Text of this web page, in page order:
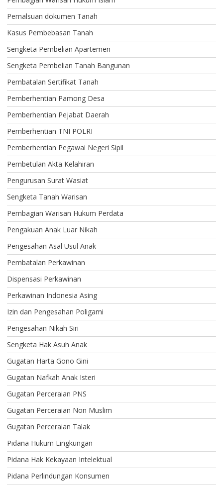
Pemalsuan dokumen Tanah
Kasus Pembebasan Tanah
Sengketa Pembelian Apartemen
Sengketa Pembelian Tanah Bangunan
Pembatalan Sertifikat Tanah
Pemberhentian Pamong Desa
Pemberhentian Pejabat Daerah
Pemberhentian TNI POLRI
Pemberhentian Pegawai Negeri Sipil
Pembetulan Akta Kelahiran
Pengurusan Surat Wasiat
Sengketa Tanah Warisan
Pembagian Warisan Hukum Perdata
Pengakuan Anak Luar Nikah
Pengesahan Asal Usul Anak
Pembatalan Perkawinan
Dispensasi Perkawinan
Perkawinan Indonesia Asing
Izin dan Pengesahan Poligami
Pengesahan Nikah Siri
Sengketa Hak Asuh Anak
Gugatan Harta Gono Gini
Gugatan Nafkah Anak Isteri
Gugatan Perceraian PNS
Gugatan Perceraian Non Muslim
Gugatan Perceraian Talak
Pidana Hukum Lingkungan
Pidana Hak Kekayaan Intelektual
Pidana Perlindungan Konsumen